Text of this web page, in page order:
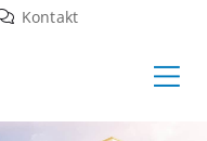
Kontakt